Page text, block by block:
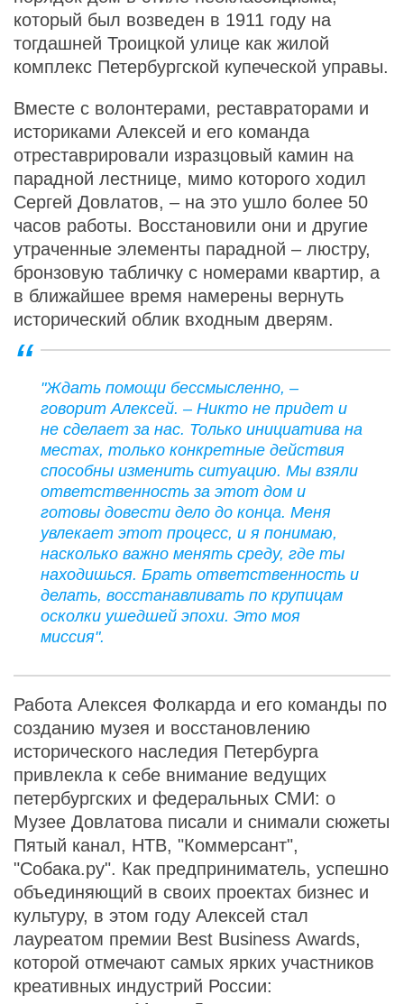
который был возведен в 1911 году на
тогдашней Троицкой улице как жилой
комплекс Петербургской купеческой управы.
Вместе с волонтерами, реставраторами и
историками Алексей и его команда
отреставрировали изразцовый камин на
парадной лестнице, мимо которого ходил
Сергей Довлатов, – на это ушло более 50
часов работы. Восстановили они и другие
утраченные элементы парадной – люстру,
бронзовую табличку с номерами квартир, а
в ближайшее время намерены вернуть
исторический облик входным дверям.
"Ждать помощи бессмысленно, –
говорит Алексей. – Никто не придет и
не сделает за нас. Только инициатива на
местах, только конкретные действия
способны изменить ситуацию. Мы взяли
ответственность за этот дом и
готовы довести дело до конца. Меня
увлекает этот процесс, и я понимаю,
насколько важно менять среду, где ты
находишься. Брать ответственность и
делать, восстанавливать по крупицам
осколки ушедшей эпохи. Это моя
миссия".
Работа Алексея Фолкарда и его команды по
созданию музея и восстановлению
исторического наследия Петербурга
привлекла к себе внимание ведущих
петербургских и федеральных СМИ: о
Музее Довлатова писали и снимали сюжеты
Пятый канал, НТВ, "Коммерсант",
"Собака.ру". Как предприниматель, успешно
объединяющий в своих проектах бизнес и
культуру, в этом году Алексей стал
лауреатом премии Best Business Аwards,
которой отмечают самых ярких участников
креативных индустрий России: